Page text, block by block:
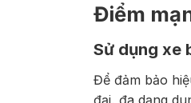
Điểm
Sử dụng xe
Để đảm bảo